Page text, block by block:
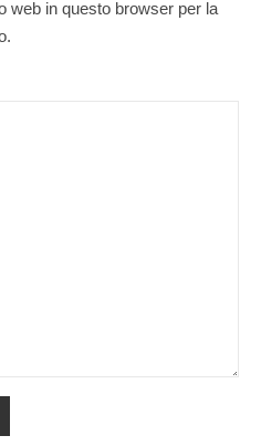
web in questo browser per la